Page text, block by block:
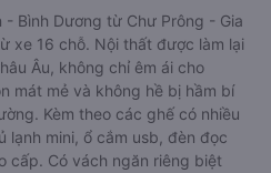
- Bình Dương từ Chư Prông - Gia
xe 16 chỗ. Nội thất được làm lại
Âu, không chỉ êm ái cho
mát mẻ và không hề bị hầm bí
Kèm theo các ghế có nhiều
lạnh mini, ổ cắm usb, đèn đọc
cấp. Có vách ngăn riêng biệt